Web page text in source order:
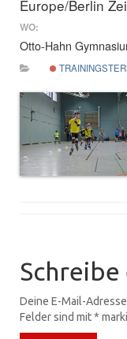
Europe/Berlin
WO:
Otto-Hahn
Deine E-Mail-
Felder sind mit*